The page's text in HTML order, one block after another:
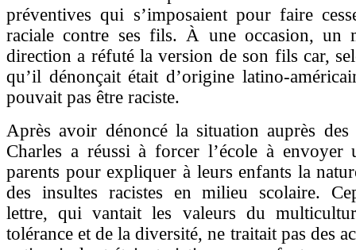
préventives qui s’imposaient pour faire
raciale contre ses fils. À une occasion, un
direction a réfuté la version de son fils car,
qu’il dénonçait était d’origine latino-
pouvait pas être raciste.
Après avoir dénoncé la situation auprès des
Charles a réussi à forcer l’école à envoyer
parents pour expliquer à leurs enfants la
des insultes racistes en milieu scolaire.
lettre, qui vantait les valeurs du
tolérance et de la diversité, ne traitait pas des